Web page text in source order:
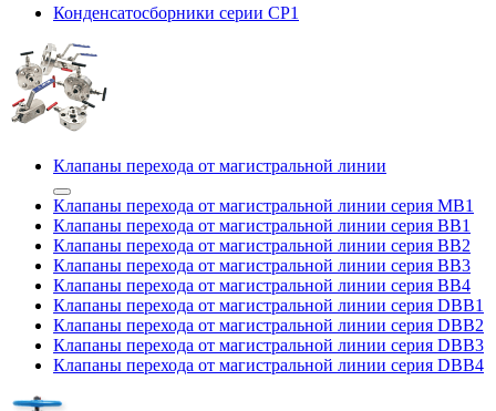
Конденсатосборники серии CP1
Клапаны перехода от магистральной линии
Клапаны перехода от магистральной линии серия MB1
Клапаны перехода от магистральной линии серия BB1
Клапаны перехода от магистральной линии серия BB2
Клапаны перехода от магистральной линии серия BB3
Клапаны перехода от магистральной линии серия BB4
Клапаны перехода от магистральной линии серия DBB1
Клапаны перехода от магистральной линии серия DBB2
Клапаны перехода от магистральной линии серия DBB3
Клапаны перехода от магистральной линии серия DBB4